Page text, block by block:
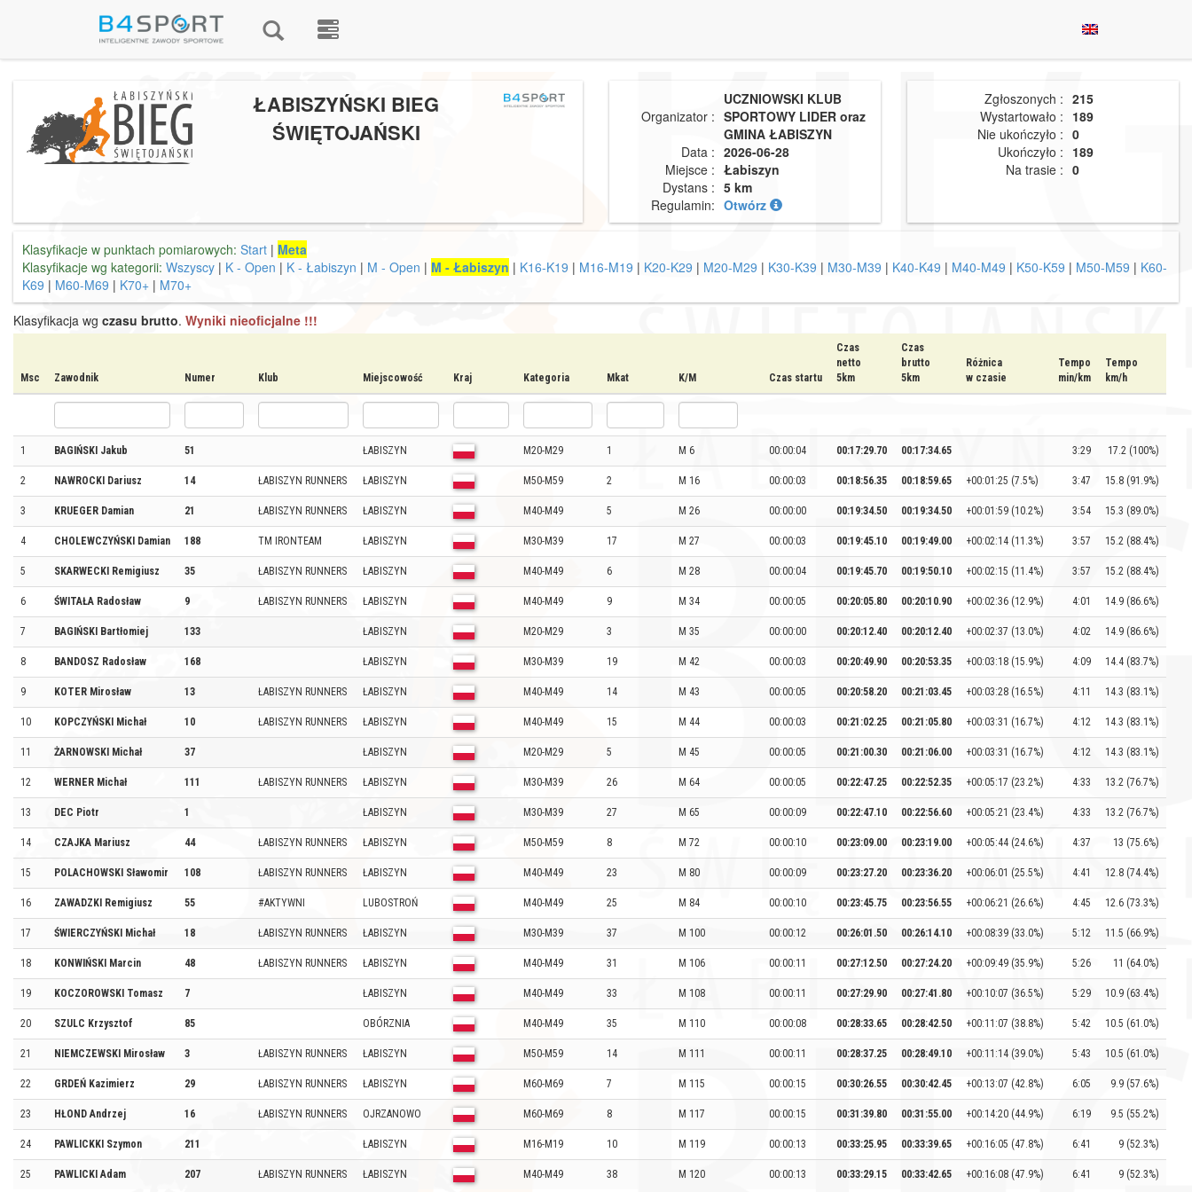
ŁABISZYŃSKI BIEG
ŚWIĘTOJAŃSKI
Organizator :
UCZNIOWSKI KLUB
SPORTOWY LIDER oraz
GMINA ŁABISZYN
Data : 2026-06-28
Miejsce : Łabiszyn
Dystans : 5 km
Regulamin: Otwórz
Zgłoszonych : 215
Wystartowało : 189
Nie ukończyło : 0
Ukończyło : 189
Na trasie : 0
Klasyfikacje w punktach pomiarowych: Start | Meta
Klasyfikacje wg kategorii: Wszyscy | K - Open | K - Łabiszyn | M - Open | M - Łabiszyn | K16-K19 | M16-M19 | K20-K29 | M20-M29 | K30-K39 | M30-M39 | K40-K49 | M40-M49 | K50-K59 | M50-M59 | K60-
K69 | M60-M69 | K70+ | M70+
Klasyfikacja wg czasu brutto. Wyniki nieoficjalne !!!
Msc Zawodnik Numer Klub Miejscowość Kraj Kategoria Mkat K/M Czas startu
Czas
netto
5km
Czas
brutto
5km
Różnica
w czasie
Tempo
min/km
Tempo
km/h
1 BAGIŃSKI Jakub 51 ŁABISZYN M20-M29 1 M 6 00:00:04 00:17:29.70 00:17:34.65 3:29 17.2 (100%)
2 NAWROCKI Dariusz 14 ŁABISZYN RUNNERS ŁABISZYN M50-M59 2 M 16 00:00:03 00:18:56.35 00:18:59.65 +00:01:25 (7.5%) 3:47 15.8 (91.9%)
3 KRUEGER Damian 21 ŁABISZYN RUNNERS ŁABISZYN M40-M49 5 M 26 00:00:00 00:19:34.50 00:19:34.50 +00:01:59 (10.2%) 3:54 15.3 (89.0%)
4 CHOLEWCZYŃSKI Damian 188 TM IRONTEAM ŁABISZYN M30-M39 17 M 27 00:00:03 00:19:45.10 00:19:49.00 +00:02:14 (11.3%) 3:57 15.2 (88.4%)
5 SKARWECKI Remigiusz 35 ŁABISZYN RUNNERS ŁABISZYN M40-M49 6 M 28 00:00:04 00:19:45.70 00:19:50.10 +00:02:15 (11.4%) 3:57 15.2 (88.4%)
6 ŚWITAŁA Radosław 9 ŁABISZYN RUNNERS ŁABISZYN M40-M49 9 M 34 00:00:05 00:20:05.80 00:20:10.90 +00:02:36 (12.9%) 4:01 14.9 (86.6%)
7 BAGIŃSKI Bartłomiej 133 ŁABISZYN M20-M29 3 M 35 00:00:00 00:20:12.40 00:20:12.40 +00:02:37 (13.0%) 4:02 14.9 (86.6%)
8 BANDOSZ Radosław 168 ŁABISZYN M30-M39 19 M 42 00:00:03 00:20:49.90 00:20:53.35 +00:03:18 (15.9%) 4:09 14.4 (83.7%)
9 KOTER Mirosław 13 ŁABISZYN RUNNERS ŁABISZYN M40-M49 14 M 43 00:00:05 00:20:58.20 00:21:03.45 +00:03:28 (16.5%) 4:11 14.3 (83.1%)
10 KOPCZYŃSKI Michał 10 ŁABISZYN RUNNERS ŁABISZYN M40-M49 15 M 44 00:00:03 00:21:02.25 00:21:05.80 +00:03:31 (16.7%) 4:12 14.3 (83.1%)
11 ŻARNOWSKI Michał 37 ŁABISZYN M20-M29 5 M 45 00:00:05 00:21:00.30 00:21:06.00 +00:03:31 (16.7%) 4:12 14.3 (83.1%)
12 WERNER Michał 111 ŁABISZYN RUNNERS ŁABISZYN M30-M39 26 M 64 00:00:05 00:22:47.25 00:22:52.35 +00:05:17 (23.2%) 4:33 13.2 (76.7%)
13 DEC Piotr 1 ŁABISZYN M30-M39 27 M 65 00:00:09 00:22:47.10 00:22:56.60 +00:05:21 (23.4%) 4:33 13.2 (76.7%)
14 CZAJKA Mariusz 44 ŁABISZYN RUNNERS ŁABISZYN M50-M59 8 M 72 00:00:10 00:23:09.00 00:23:19.00 +00:05:44 (24.6%) 4:37 13 (75.6%)
15 POLACHOWSKI Sławomir 108 ŁABISZYN RUNNERS ŁABISZYN M40-M49 23 M 80 00:00:09 00:23:27.20 00:23:36.20 +00:06:01 (25.5%) 4:41 12.8 (74.4%)
16 ZAWADZKI Remigiusz 55 #AKTYWNI LUBOSTROŃ M40-M49 25 M 84 00:00:10 00:23:45.75 00:23:56.55 +00:06:21 (26.6%) 4:45 12.6 (73.3%)
17 ŚWIERCZYŃSKI Michał 18 ŁABISZYN RUNNERS ŁABISZYN M30-M39 37 M 100 00:00:12 00:26:01.50 00:26:14.10 +00:08:39 (33.0%) 5:12 11.5 (66.9%)
18 KONWIŃSKI Marcin 48 ŁABISZYN RUNNERS ŁABISZYN M40-M49 31 M 106 00:00:11 00:27:12.50 00:27:24.20 +00:09:49 (35.9%) 5:26 11 (64.0%)
19 KOCZOROWSKI Tomasz 7 ŁABISZYN M40-M49 33 M 108 00:00:11 00:27:29.90 00:27:41.80 +00:10:07 (36.5%) 5:29 10.9 (63.4%)
20 SZULC Krzysztof 85 OBÓRZNIA M40-M49 35 M 110 00:00:08 00:28:33.65 00:28:42.50 +00:11:07 (38.8%) 5:42 10.5 (61.0%)
21 NIEMCZEWSKI Mirosław 3 ŁABISZYN RUNNERS ŁABISZYN M50-M59 14 M 111 00:00:11 00:28:37.25 00:28:49.10 +00:11:14 (39.0%) 5:43 10.5 (61.0%)
22 GRDEŃ Kazimierz 29 ŁABISZYN RUNNERS ŁABISZYN M60-M69 7 M 115 00:00:15 00:30:26.55 00:30:42.45 +00:13:07 (42.8%) 6:05 9.9 (57.6%)
23 HŁOND Andrzej 16 ŁABISZYN RUNNERS OJRZANOWO M60-M69 8 M 117 00:00:15 00:31:39.80 00:31:55.00 +00:14:20 (44.9%) 6:19 9.5 (55.2%)
24 PAWLICKKI Szymon 211 ŁABISZYN M16-M19 10 M 119 00:00:13 00:33:25.95 00:33:39.65 +00:16:05 (47.8%) 6:41 9 (52.3%)
25 PAWLICKI Adam 207 ŁABISZYN RUNNERS ŁABISZYN M40-M49 38 M 120 00:00:13 00:33:29.15 00:33:42.65 +00:16:08 (47.9%) 6:41 9 (52.3%)